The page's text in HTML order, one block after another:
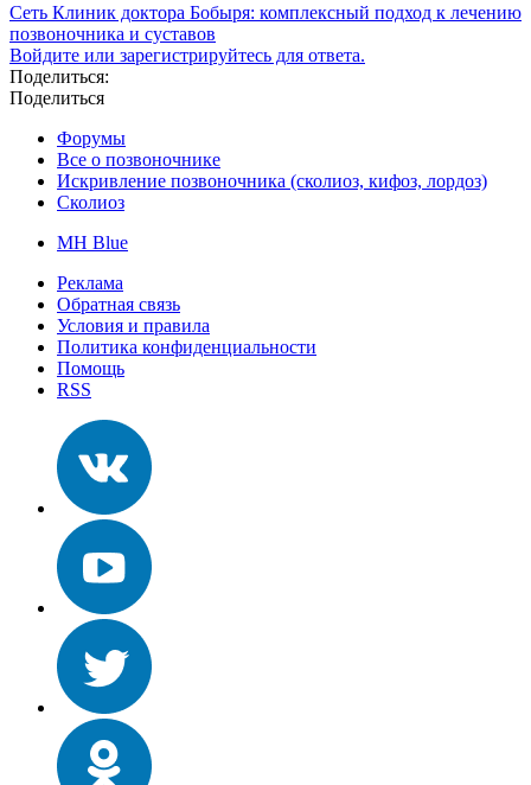
Сеть Клиник доктора Бобыря: комплексный подход к лечению
позвоночника и суставов
Войдите или зарегистрируйтесь для ответа.
Поделиться:
Поделиться
Форумы
Все о позвоночнике
Искривление позвоночника (сколиоз, кифоз, лордоз)
Сколиоз
MH Blue
Реклама
Обратная связь
Условия и правила
Политика конфиденциальности
Помощь
RSS